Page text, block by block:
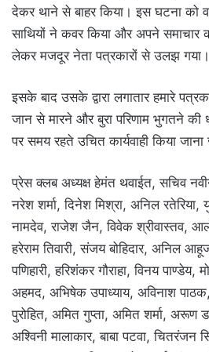
देकर थाने से बाहर किया। इस घटना को
साथियों ने कवर किया और अपने समाचार
लेकर मजदूर नेता पत्रकारों से उलझ गया।
इसके बाद उसके द्वारा लगातार हमारे
जान से मारने और बुरा परिणाम भुगतने की
पर समय रहते उचित कार्यवाही किया
प्रेस क्लब अध्यक्ष हेमंत थवाईत, सचिव
नरेश शर्मा, दिनेश मिश्रा, अनिल
नामदेव, राजेश जैन, विवेक श्रीवास्तव,
हरेराम तिवारी, संजय बोहिदार, अनिल
पणिहारी, हरिशंकर गौराहा, विनय
अहमद, अभिषेक उपाध्याय, अविनाश
पुरोहित, अमित गुप्ता, अमित शर्मा, अरूण
अश्विनी मालाकार, बाबा पटवा, चितरंजन